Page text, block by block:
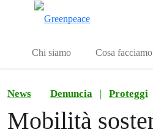
Chi siamo Cosa facciamo
News Denuncia | Proteggi
Mobilità